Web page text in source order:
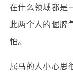
在什么领域都是
此两个人的倔脾
怕。
属马的人小心思